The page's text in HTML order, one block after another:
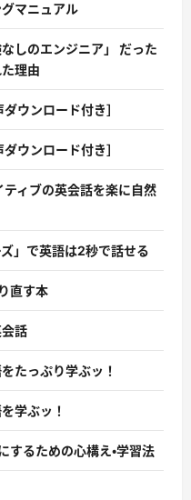
マニュアル
しのエンジニア」 だった
理由
ウンロード付き］
ウンロード付き］
ティブの英会話を楽に自然
」で英語は2秒で話せる
直す本
話
たっぷり学ぶッ！
学ぶッ！
するための心構え・学習法